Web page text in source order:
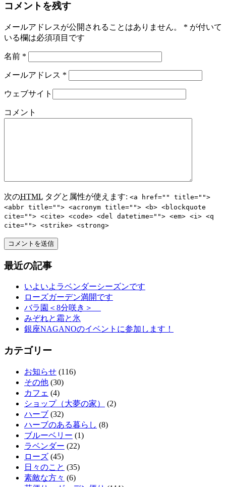
コメントを残す
メールアドレスが公開されることはありません。 * が付いて
いる欄は必須項目です
名前 *
メールアドレス *
ウェブサイト
コメント
次のHTML タグと属性が使えます: <a href="" title="">
<abbr title=""> <acronym title=""> <b> <blockquote
cite=""> <cite> <code> <del datetime=""> <em> <i> <q
cite=""> <strike> <strong>
最近の記事
いよいよラベンダーシーズンです
ローズガーデン満開です
バラ園＜8分咲き＞
みぞれと霜と氷
銀座NAGANOのイベントに参加します！
カテゴリー
お知らせ (116)
その他 (30)
カフェ (4)
ショップ（大夢の家）
(2)
ハーブ (32)
ハーブのある暮らし (8)
ブルーベリー (1)
ラベンダー (22)
ローズ (45)
日々のこと (35)
素敵な方々 (6)